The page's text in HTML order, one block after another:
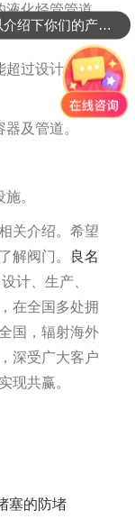
液化烃管管道
超过设计压力
及管道。
。
关介绍。希望
解阀门。
良名
计、生产、
在全国多处拥
国，辐射海外
深受广大客户
现共赢。​
塞的防堵
可以介绍下你们的产品么